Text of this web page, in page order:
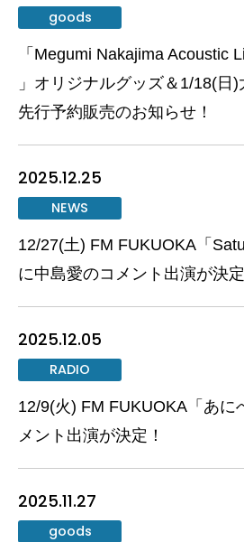
goods
「Megumi Nakajima Acoustic
」オリジナルグッズ＆1/18(日
先行予約販売のお知らせ！
2025.12.25
NEWS
12/27(土) FM FUKUOKA「
に中島愛のコメント出演が決定
2025.12.05
RADIO
12/9(火) FM FUKUOKA「あに
メント出演が決定！
2025.11.27
goods